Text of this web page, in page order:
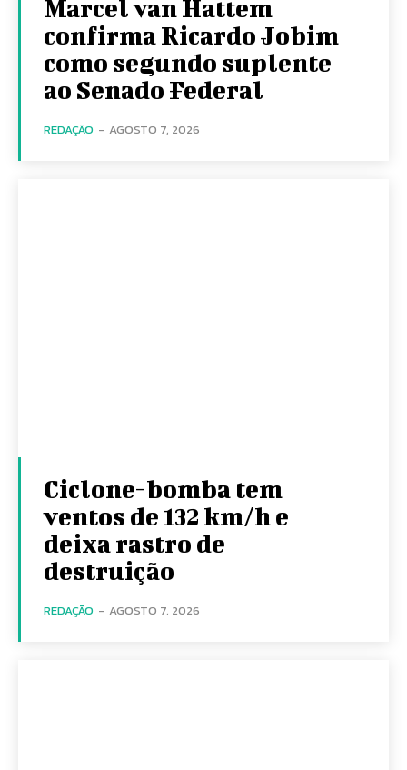
Marcel van Hattem
confirma Ricardo Jobim
como segundo suplente
ao Senado Federal
REDAÇÃO - AGOSTO 7, 2026
Ciclone-bomba tem
ventos de 132 km/h e
deixa rastro de
destruição
REDAÇÃO - AGOSTO 7, 2026